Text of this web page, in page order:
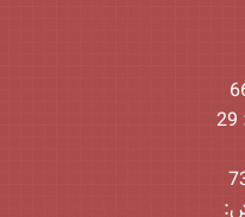
29